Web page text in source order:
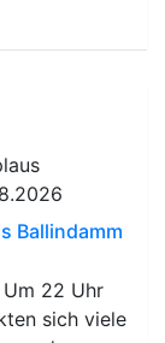
Ballindamm
22 Uhr
sich viele